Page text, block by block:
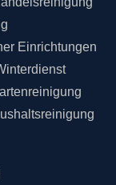
Einrichtungen